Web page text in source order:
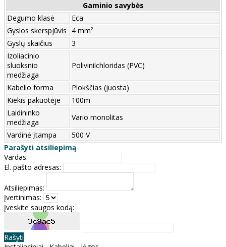
Gaminio savybės
Degumo klasė
Eca
Gyslos skerspjūvis
4 mm²
Gyslų skaičius
3
Izoliacinio
sluoksnio
medžiaga
Polivinilchloridas (PVC)
Kabelio forma
Plokščias (juosta)
Kiekis pakuotėje
100m
Laidininko
medžiaga
Vario monolitas
Vardinė įtampa
500 V
Parašyti atsiliepimą
Vardas:
El. pašto adresas:
Atsiliepimas:
Įvertinimas:
Įveskite saugos kodą:
Rašyti